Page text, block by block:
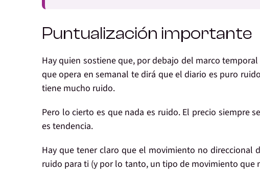
Puntualización importante
Hay quien sostiene que, por debajo del marco
que opera en semanal te dirá que el diario es puro
tiene mucho ruido.
Pero lo cierto es que nada es ruido. El precio siempre
es tendencia.
Hay que tener claro que el movimiento no direccional
ruido para ti (y por lo tanto, un tipo de movimiento que